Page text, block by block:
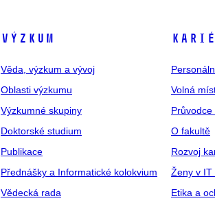
VÝZKUM
Věda, výzkum a vývoj
Oblasti výzkumu
Výzkumné skupiny
Doktorské studium
Publikace
Přednášky a Informatické kolokvium
Vědecká rada
Volná
O fakultě
Rozvoj
Ženy v IT
Etika a